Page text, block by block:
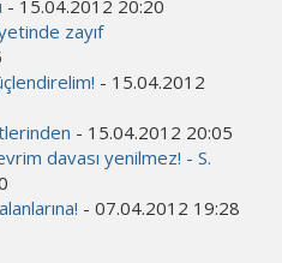
- 15.04.2012 20:20
zayıf
- 15.04.2012
- 15.04.2012 20:05
davası yenilmez! - S.
- 07.04.2012 19:28